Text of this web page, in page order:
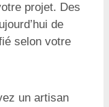
projet. Des
de
selon votre
un artisan